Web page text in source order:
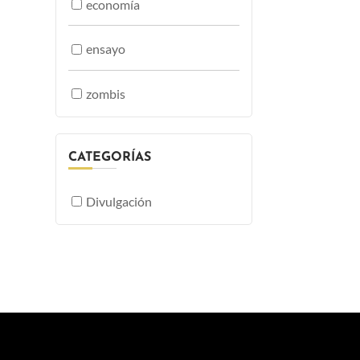
economía
ensayo
zombis
CATEGORÍAS
Divulgación